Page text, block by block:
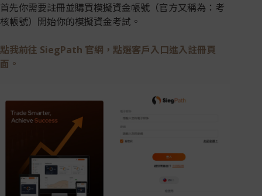
首先你需要註冊並購買模擬資金帳號（官方又稱為：考
核帳號）開始你的模擬資金考試。
點我前往 SiegPath 官網，點選客戶入口進入註冊頁
面。